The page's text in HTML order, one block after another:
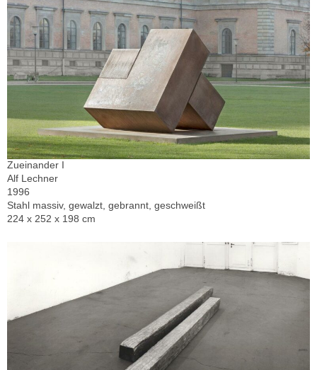
Zueinander I
Alf Lechner
1996
Stahl massiv, gewalzt, gebrannt, geschweißt
224 x 252 x 198 cm